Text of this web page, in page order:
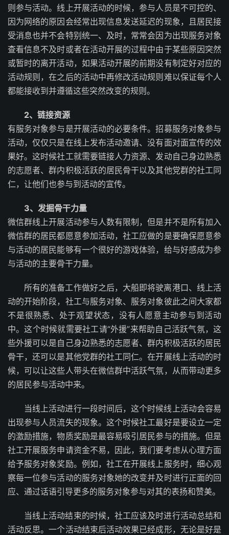
则参与活动。线上开展活动的时候，参与人员是不可控的、
因为网络的原因会经常出现信息发送延迟的现象，且居民接
受消息也并不会特别统一、及时，常常会因为出现服务对象
查看信息不及时或者在活动开展的过程中由于某些原因突然
或暂时的离开活动，如果活动开展的前期没有制定好对应的
活动规则，在之后的活动中再修改活动规则难以保证每个人
都能接收到并遵循这些突然改变的规则。
2、链接资源
有服务对象参与是开展活动的必要条件。招募服务对象参与
活动，仅仅只是在线上发布活动邀请、没有面对面宣传的效
果好。这时候社工就需要链接人力资源、发动自己身边熟悉
的志愿者、群内积极活跃的居民骨干以及其他党群的社工同
仁，让他们也参与到活动的宣传。
3、发掘骨干力量
微信群线上开展活动参与人数有限制，但是并不是所有加入
微信群的居民都愿意参加活动，社工应做的是要确保愿意参
与活动的居民能够有一个很好的游戏体验，给与好感成为参
与活动的主要骨干力量。
所有的准备工作做好之后，大船即将驶离港口、线上活
动的开始阶段，社工与服务对象、服务对象彼此之间大家都
不是很熟悉、处于观望状态，没有人愿意主动参与到活动
中。这个时候就需要社工请“外援”来帮助自己活跃气氛，这
些外援可以是自己身边熟悉的志愿者、群内积极活跃的居民
骨干，还可以是其他党群的社工同仁。在开展线上活动的时
候，可以让这些人带头在微信群中活跃气氛，从而带动更多
的居民参与活动中来。
当线上活动进行一段时间后，这个时候线上活动会容易
出现参与人员流失的现象。这个时候社工最好是要设立一定
的激励措施，物质奖励是最容易吸引居民参与的措施。但是
社工开展服务申请资金不易，因此，我们要考虑从心理方面
给予服务对象奖励。例如，社工在开展线上服务时，细心观
察每一位参与活动的服务对象她的改变并及时进行正面的回
应、通过话语引导更多的服务对象参与对其的表扬和赞美。
当线上活动结束的时候，社工应该及时进行活动总结和
活动反思。一个活动结束后活动效果已经成形，无论是好是